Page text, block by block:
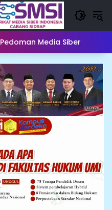
Pedoman Media Siber